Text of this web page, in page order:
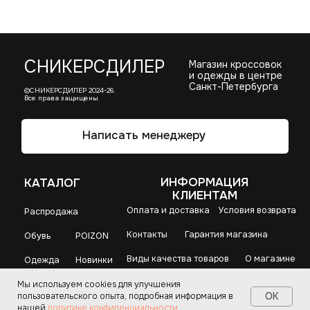
Мы используем cookies для улучшения
пользовательского опыта, подробная информация в
OK